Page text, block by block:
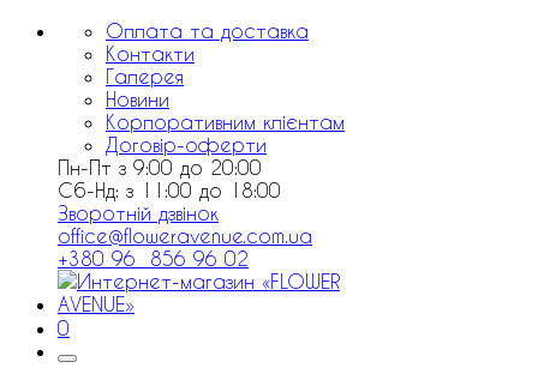
Оплата та доставка
Контакти
Галерея
Новини
Корпоративним клієнтам
Договір-оферти
Пн-Пт з 9:00 до 20:00
Сб-Нд: з 11:00 до 18:00
Зворотній дзвінок
office@floweravenue.com.ua
+380 96 856 96 02
0